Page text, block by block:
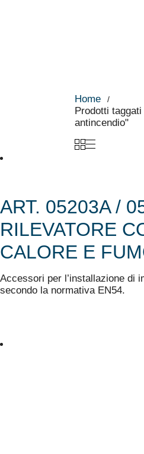
Home
Prodotti
antincendio"
ART. 05203A /
RILEVATORE
CALORE E
Accessori per l’installazione di
secondo la normativa EN54.